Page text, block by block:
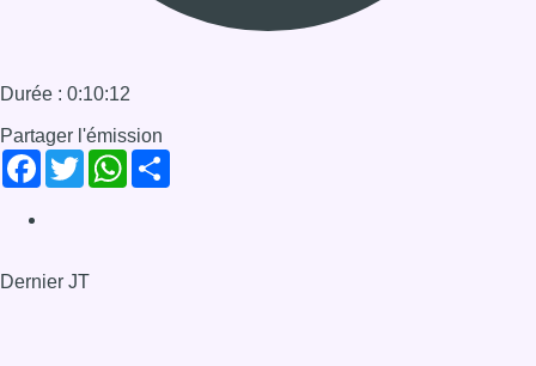
Durée : 0:10:12
Partager l'émission
Facebook
TwitterWhatsApp
Dernier JT